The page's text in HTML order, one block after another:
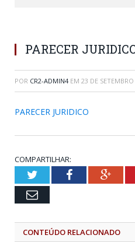
PARECER
POR CR2-ADMIN4 EM 23 DE
PARECER JURIDICO
COMPARTILHAR:
TwitterFacebook
Email
CONTEÚDO RELACIONADO